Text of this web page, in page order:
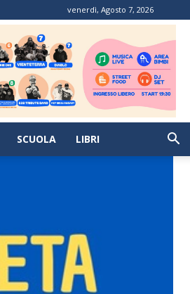
venerdì, Agosto 7, 2026
SCUOLA LIBRI